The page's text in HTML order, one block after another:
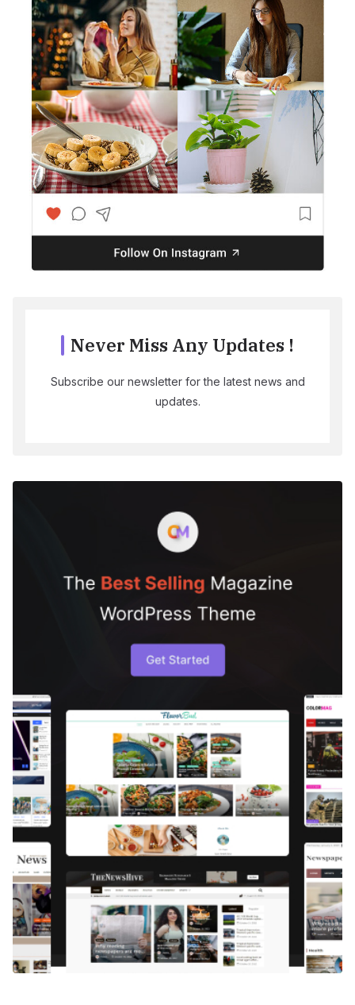
Never Miss Any Updates !
Subscribe our newsletter for the latest news and
updates.